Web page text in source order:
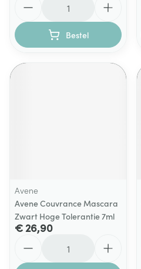
Bestel
Avene
Avene Couvrance Mascara
Zwart Hoge Tolerantie 7ml
€ 26,90